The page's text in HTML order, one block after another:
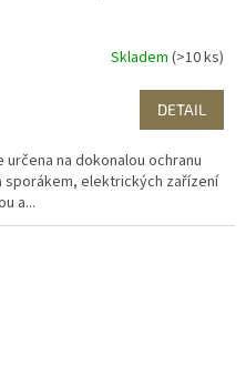
Skladem (>10 ks)
DETAIL
na dokonalou ochranu
sporákem, elektrických zařízení
a...